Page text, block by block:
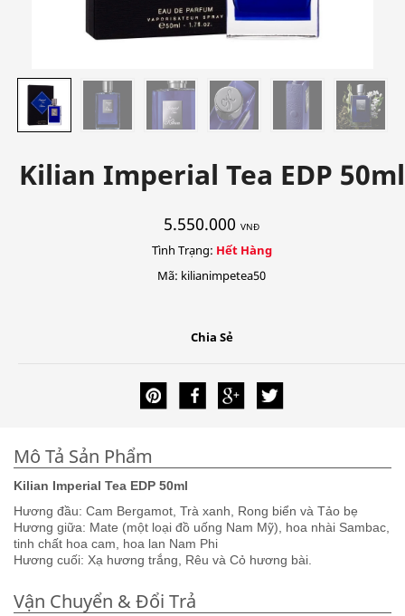
Kilian Imperial Tea EDP 50ml
5.550.000 VNĐ
Tình Trạng: Hết Hàng
Mã: kilianimpetea50
Chia Sẻ
Mô Tả Sản Phẩm
Kilian Imperial Tea EDP 50ml
Hương đầu: Cam Bergamot, Trà xanh, Rong biển và Tảo bẹ
Hương giữa: Mate (một loại đồ uống Nam Mỹ), hoa nhài Sambac,
tinh chất hoa cam, hoa lan Nam Phi
Hương cuối: Xạ hương trắng, Rêu và Cỏ hương bài.
Vận Chuyển & Đổi Trả